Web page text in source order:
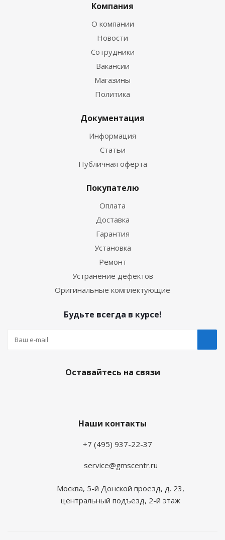
Компания
О компании
Новости
Сотрудники
Вакансии
Магазины
Политика
Документация
Информация
Статьи
Публичная оферта
Покупателю
Оплата
Доставка
Гарантия
Установка
Ремонт
Устранение дефектов
Оригинальные комплектующие
Будьте всегда в курсе!
Оставайтесь на связи
Наши контакты
+7 (495) 937-22-37
service@gmscentr.ru
Москва, 5-й Донской проезд, д. 23,
центральный подъезд, 2-й этаж